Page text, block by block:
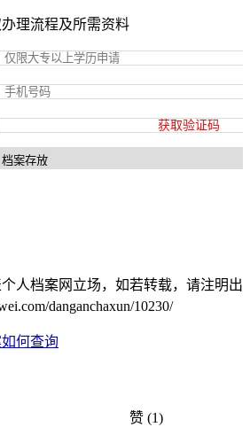
理流程及所需资料
获取验证码
人档案网立场，如若转载，请注明出
danganchaxun/10230/
何查询
赞 (1)